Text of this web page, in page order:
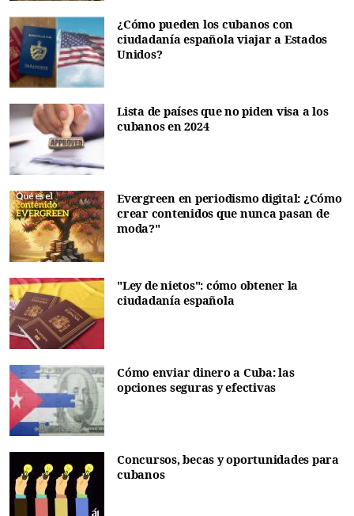
¿Cómo pueden los cubanos con
ciudadanía española viajar a Estados
Unidos?
Lista de países que no piden visa a los
cubanos en 2024
Evergreen en periodismo digital: ¿Cómo
crear contenidos que nunca pasan de
moda?"
"Ley de nietos": cómo obtener la
ciudadanía española
Cómo enviar dinero a Cuba: las
opciones seguras y efectivas
Concursos, becas y oportunidades para
cubanos